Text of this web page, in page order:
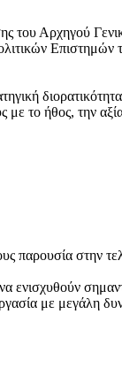
του Αρχηγού
Επιστημών
με το ήθος, την
παρουσία στην
με μεγάλη